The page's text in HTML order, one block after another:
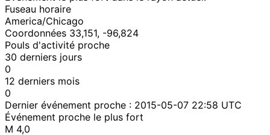
Fuseau horaire
America/Chicago
Coordonnées 33,151, -96,824
Pouls d'activité proche
30 derniers jours
0
12 derniers mois
0
Dernier événement proche : 2015-05-07 22:58 UTC
Événement proche le plus fort
M 4,0